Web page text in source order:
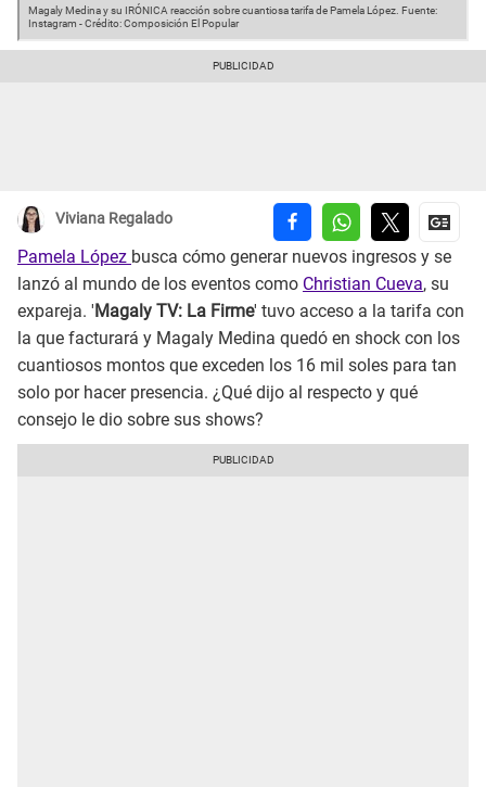
Magaly Medina y su IRÓNICA reacción sobre cuantiosa tarifa de Pamela López. Fuente:
Instagram -Crédito: Composición El Popular
Viviana Regalado
Pamela López busca cómo generar nuevos ingresos y se
lanzó al mundo de los eventos como Christian Cueva, su
expareja. ' Magaly TV: La Firme' tuvo acceso a la tarifa con
la que facturará y Magaly Medina quedó en shock con los
cuantiosos montos que exceden los 16 mil soles para tan
solo por hacer presencia. ¿Qué dijo al respecto y qué
consejo le dio sobre sus shows?